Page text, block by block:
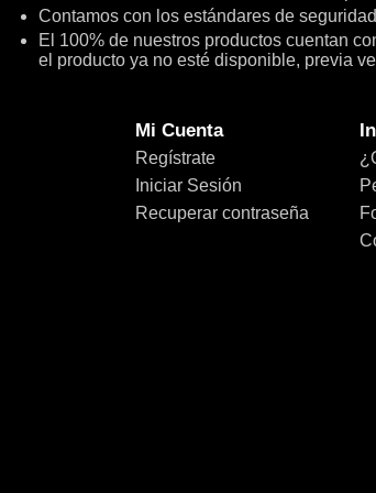
Contamos con los estándares de
El 100% de nuestros productos cuentan
el producto ya no esté disponible, previa
Mi Cuenta
Regístrate
Iniciar Sesión
Recuperar contraseña